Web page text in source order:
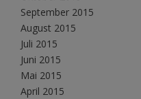
September 2015
August 2015
Juli 2015
Juni 2015
Mai 2015
April 2015